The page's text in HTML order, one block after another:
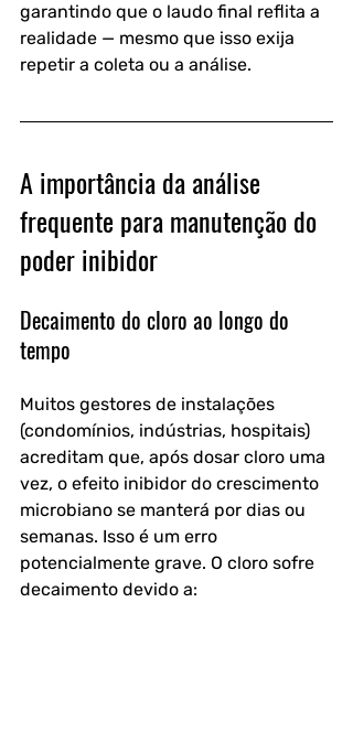
garantindo que o laudo final reflita a
realidade — mesmo que isso exija
repetir a coleta ou a análise.
A importância da análise
frequente para manutenção do
poder inibidor
Decaimento do cloro ao longo do
tempo
Muitos gestores de instalações
(condomínios, indústrias, hospitais)
acreditam que, após dosar cloro uma
vez, o efeito inibidor do crescimento
microbiano se manterá por dias ou
semanas. Isso é um erro
potencialmente grave. O cloro sofre
decaimento devido a: